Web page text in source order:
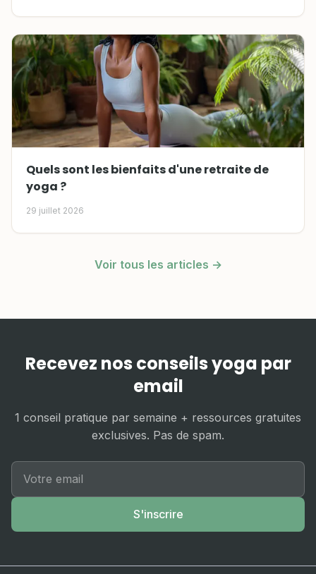
Quels sont les bienfaits d'une retraite de
yoga ?
29 juillet 2026
Voir tous les articles →
Recevez nos conseils yoga par
email
1 conseil pratique par semaine + ressources gratuites
exclusives. Pas de spam.
S'inscrire